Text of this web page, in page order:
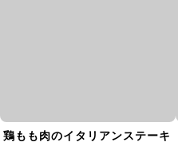
鶏もも肉のイタリアンステーキ